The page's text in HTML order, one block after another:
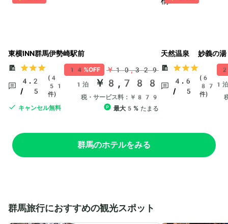
東横INN群馬伊勢崎駅前
4.2
/ 5
(4
51
件)
キャンセル無料
14%OFF ￥10,329
1泊 ￥8,788
税・サービス料：￥879
最大5% たまる
天然温泉 妙義の
4.6
/ 5
(6
87
件)
1泊
群馬のホテルをみる
群馬旅行におすすめの観光スポット